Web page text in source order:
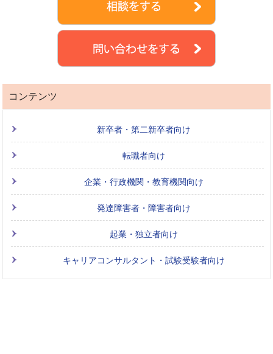
コンテンツ
新卒者・第二新卒者向け
転職者向け
企業・行政機関・教育機関向け
発達障害者・障害者向け
起業・独立者向け
キャリアコンサルタント・試験受験者向け